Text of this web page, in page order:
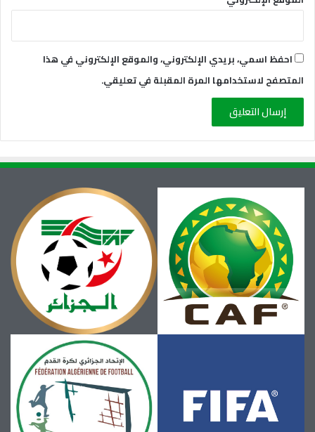
احفظ اسمي، بريدي الإلكتروني، والموقع الإلكتروني في هذا
المتصفح لاستخدامها المرة المقبلة في تعليقي.